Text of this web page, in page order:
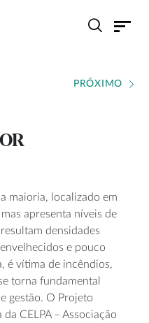
PRÓXIMO
maioria, localizado em
apresenta níveis de
densidades
e pouco
é vítima de incêndios,
torna fundamental
gestão. O Projeto
CELPA – Associação